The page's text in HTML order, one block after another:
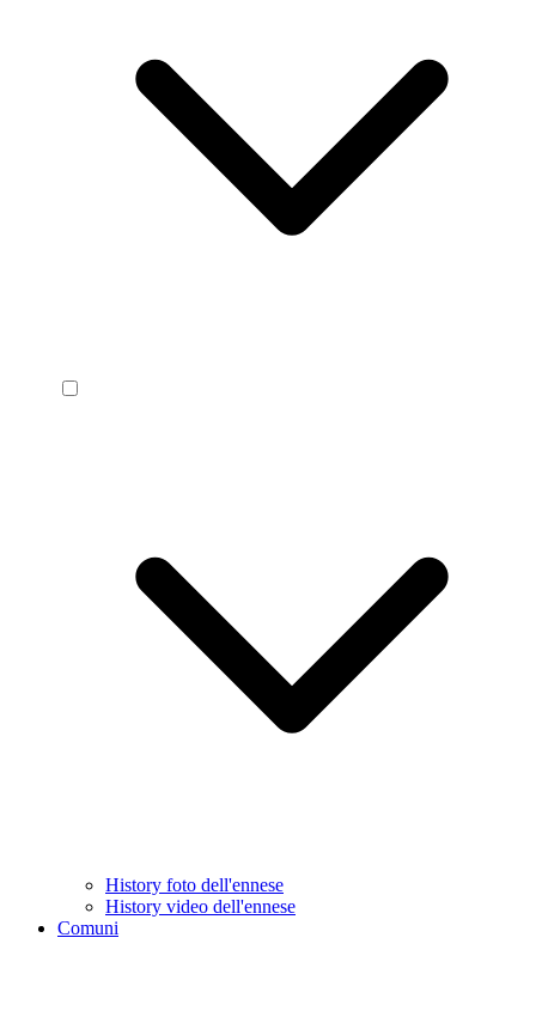
History foto dell'ennese
History video dell'ennese
Comuni